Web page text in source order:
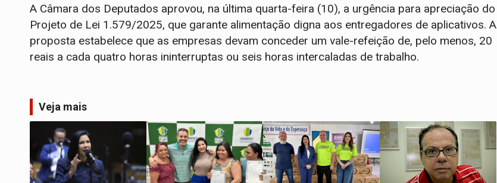
A Câmara dos Deputados aprovou, na última quarta-feira (10), a urgência para apreciação do
Projeto de Lei 1.579/2025, que garante alimentação digna aos entregadores de aplicativos. A
proposta estabelece que as empresas devam conceder um vale-refeição de, pelo menos, 20
reais a cada quatro horas ininterruptas ou seis horas intercaladas de trabalho.
Veja mais